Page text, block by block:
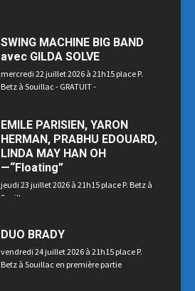
SWING MACHINE BIG BAND
avec GILDA SOLVE
mercredi 22 juillet 2026 à 21h15 place P.
Betz à Souillac - GRATUIT -
EMILE PARISIEN, YARON
HERMAN, PRABHU EDOUARD,
LINDA MAY HAN OH
—“Floating”
jeudi 23 juillet 2026 à 21h15 place P. Betz à
Souillac
DUO BRADY
vendredi 24 juillet 2026 à 21h15 place P.
Betz à Souillac en première partie